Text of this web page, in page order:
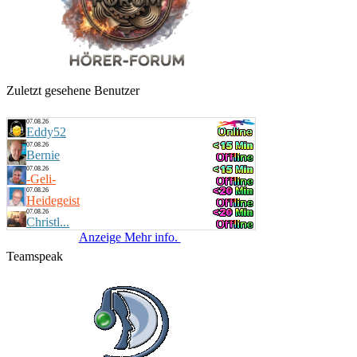
Zuletzt gesehene Benutzer
07.08.26
Eddy52
07.08.26
Bernie
07.08.26
-Geli-
07.08.26
Heidegeist
07.08.26
Christl...
Anzeige Mehr info.
Teamspeak